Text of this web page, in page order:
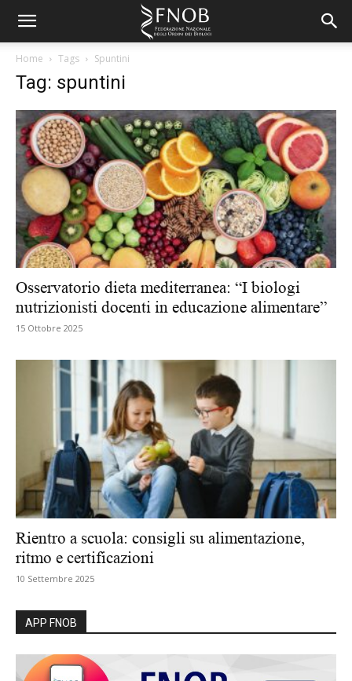
Home Tags Spuntini
Tag: spuntini
Osservatorio dieta mediterranea: “I biologi
nutrizionisti docenti in educazione alimentare”
15 Ottobre 2025
Rientro a scuola: consigli su alimentazione,
ritmo e certificazioni
10 Settembre 2025
APP FNOB